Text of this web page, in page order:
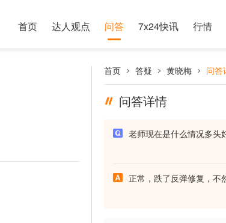
首页 达人观点 问答 7x24快讯 行情
首页 答疑 黄晓梅 问答
问答详情
老师现在是什么情况多头
正常，跌了反弹修复，不